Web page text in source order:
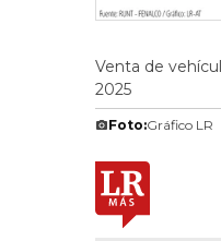
Venta de
2025
Foto:Gráfico LR